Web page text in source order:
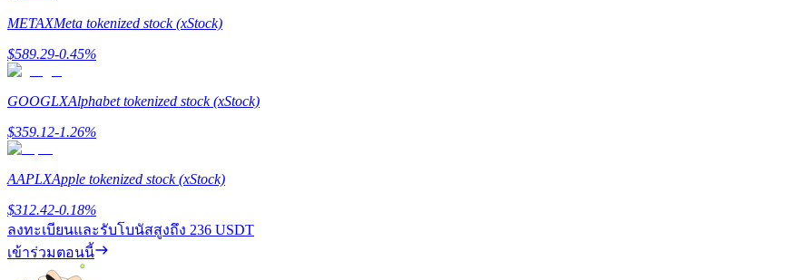
เรียนรู้วิธีการรักษาผลกำไร
METAXMeta tokenized stock (xStock)
$589.29-0.45%
GOOGLXAlphabet tokenized stock (xStock)
$359.12-1.26%
AAPLXApple tokenized stock (xStock)
$312.42-0.18%
ลงทะเบียนและรับโบนัสสูงถึง 236 USDT
เข้าร่วมตอนนี้